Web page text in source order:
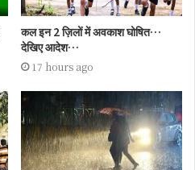
कल इन 2 ज़िलों में अवकाश घोषित…
देखिए आदेश…
17 hours ago